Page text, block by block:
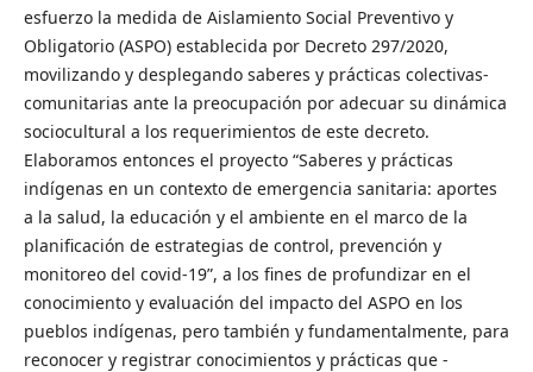
esfuerzo la medida de Aislamiento Social Preventivo y
Obligatorio (ASPO) establecida por Decreto 297/2020,
movilizando y desplegando saberes y prácticas colectivas-
comunitarias ante la preocupación por adecuar su dinámica
sociocultural a los requerimientos de este decreto.
Elaboramos entonces el proyecto “Saberes y prácticas
indígenas en un contexto de emergencia sanitaria: aportes
a la salud, la educación y el ambiente en el marco de la
planificación de estrategias de control, prevención y
monitoreo del covid-19”, a los fines de profundizar en el
conocimiento y evaluación del impacto del ASPO en los
pueblos indígenas, pero también y fundamentalmente, para
reconocer y registrar conocimientos y prácticas que -